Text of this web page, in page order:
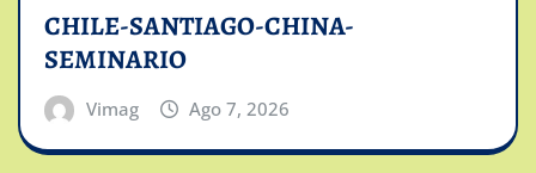
CHILE-SANTIAGO-CHINA-
SEMINARIO
Vimag Ago 7, 2026